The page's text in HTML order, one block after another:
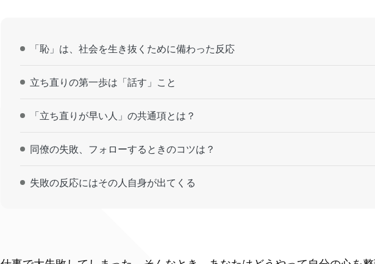
「恥」は、社会を生き抜くために備わった反応
立ち直りの第一歩は「話す」こと
「立ち直りが早い人」の共通項とは？
同僚の失敗、フォローするときのコツは？
失敗の反応にはその人自身が出てくる